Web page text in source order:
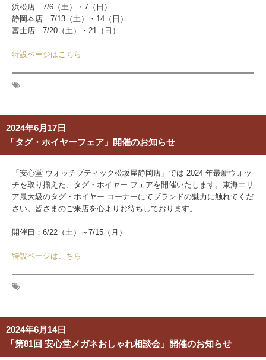
浜松店 7/6（土）・7（日）
静岡本店 7/13（土）・14（日）
富士店 7/20（土）・21（日）
特設ページはこちら
2024年6月17日
「タグ・ホイヤーフェア」開催のお知らせ
「安心堂 ウォッチブティック松坂屋静岡店」では 2024 年最新ウォッ
チを取り揃えた、タグ・ホイヤー フェアを開催いたします。東海エリ
ア最大級のタグ・ホイヤー コーナーにてブランドの魅力に触れてくだ
さい。皆さまのご来店を心よりお待ちしております。
開催日：6/22（土）～7/15（月）
特設ページはこちら
2024年6月14日
「第81回 安心堂メガネおしゃれ相談会」開催のお知らせ